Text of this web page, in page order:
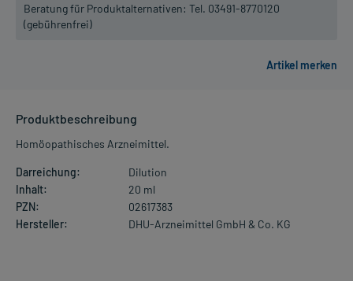
Beratung für Produktalternativen: Tel. 03491-8770120
(gebührenfrei)
Produktbeschreibung
Homöopathisches Arzneimittel.
Darreichung:
Dilution
Inhalt:
20 ml
PZN:
02617383
Hersteller:
DHU-Arzneimittel GmbH & Co. KG